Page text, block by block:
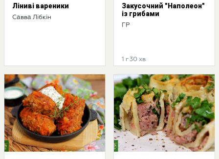
Ліниві вареники
Савва Лібкін
Закусочний "Наполеон"
із грибами
ГР
1 г 30 хв